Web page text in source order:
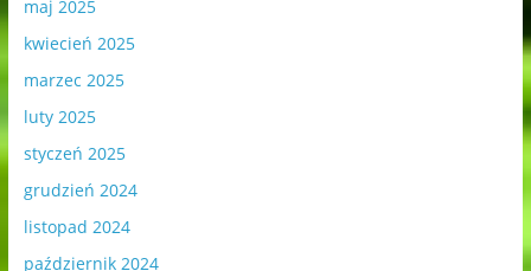
maj 2025
kwiecień 2025
marzec 2025
luty 2025
styczeń 2025
grudzień 2024
listopad 2024
październik 2024